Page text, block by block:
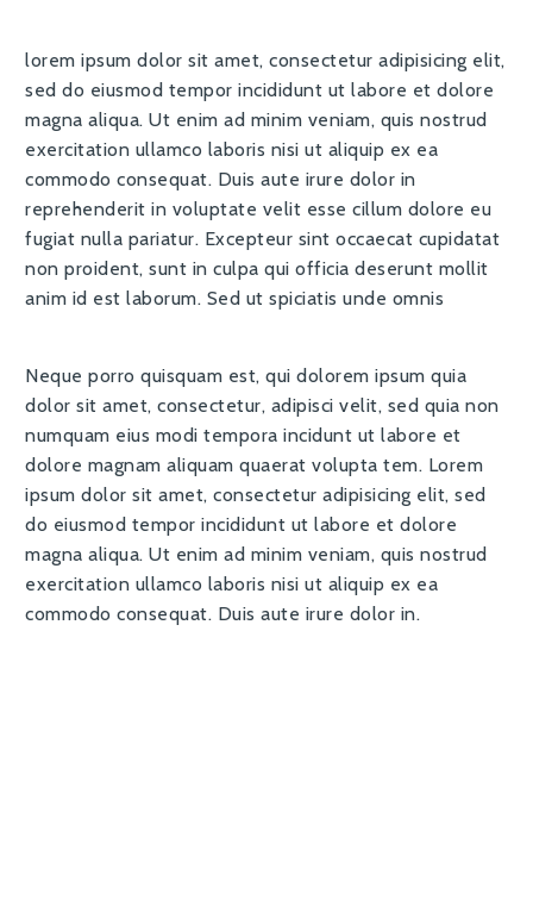
lorem ipsum dolor sit amet, consectetur adipisicing elit,
sed do eiusmod tempor incididunt ut labore et dolore
magna aliqua. Ut enim ad minim veniam, quis nostrud
exercitation ullamco laboris nisi ut aliquip ex ea
commodo consequat. Duis aute irure dolor in
reprehenderit in voluptate velit esse cillum dolore eu
fugiat nulla pariatur. Excepteur sint occaecat cupidatat
non proident, sunt in culpa qui officia deserunt mollit
anim id est laborum. Sed ut spiciatis unde omnis
Neque porro quisquam est, qui dolorem ipsum quia
dolor sit amet, consectetur, adipisci velit, sed quia non
numquam eius modi tempora incidunt ut labore et
dolore magnam aliquam quaerat volupta tem. Lorem
ipsum dolor sit amet, consectetur adipisicing elit, sed
do eiusmod tempor incididunt ut labore et dolore
magna aliqua. Ut enim ad minim veniam, quis nostrud
exercitation ullamco laboris nisi ut aliquip ex ea
commodo consequat. Duis aute irure dolor in.